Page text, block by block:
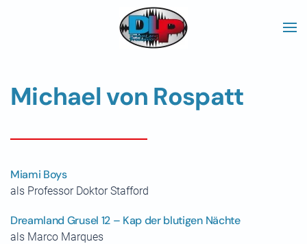
Skip to main content
Michael von Rospatt
Miami Boys
als Professor Doktor Stafford
Dreamland Grusel 12 – Kap der blutigen Nächte
als Marco Marques